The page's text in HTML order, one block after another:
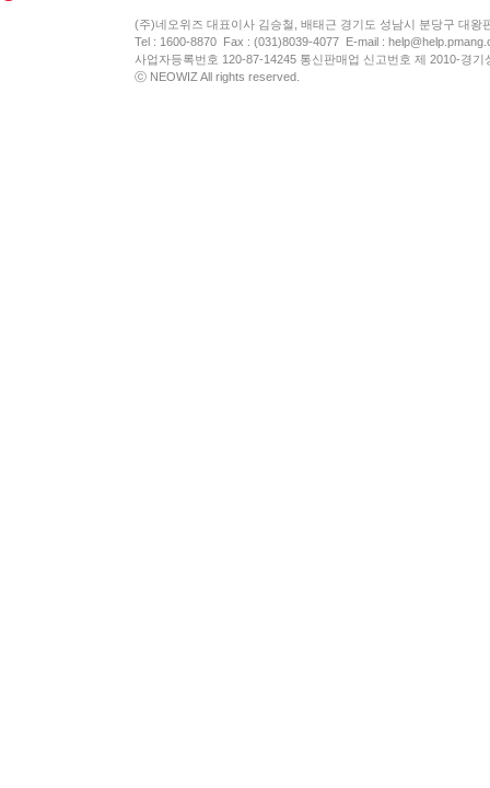
(주)네오위즈 대표이사 김승철, 배태근 경기도 성남시 분당구 대왕
Tel : 1600-8870 Fax : (031)8039-4077 E-mail :
사업자등록번호 120-87-14245 통신판매업 신고번호 제 2010-경
ⓒ NEOWIZ All rights reserved.